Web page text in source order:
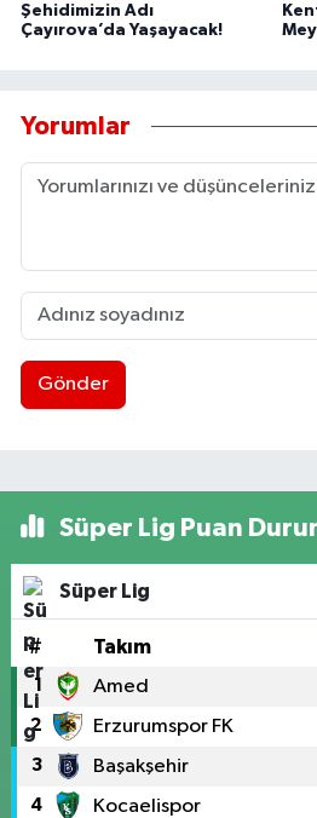
Şehidimizin Adı
Çayırova’da Yaşayacak!
Yorumlar
Gönder
Süper Lig Puan
Süper Lig
# Takım
1 Amed
2 Erzurumspor FK
3 Başakşehir
4 Kocaelispor